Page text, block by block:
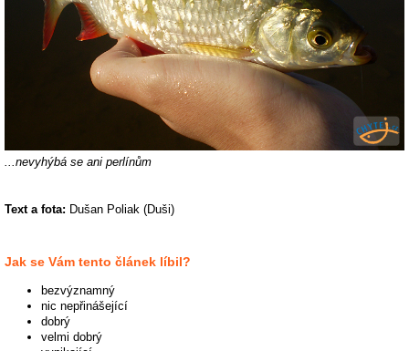
...nevyhýbá se ani perlínům
Text a fota: Dušan Poliak (Duši)
Jak se Vám tento článek líbil?
bezvýznamný
nic nepřinášející
dobrý
velmi dobrý